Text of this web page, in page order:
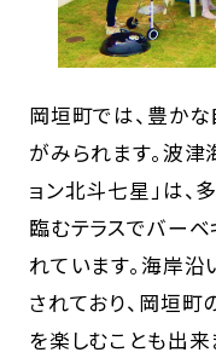
岡垣町では、豊か
がみられます。波
ョン北斗七星」は、
臨むテラスでバー
れています。海岸
されており、岡垣
を楽しむことも出来